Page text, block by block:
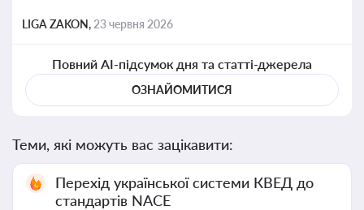
LIGA ZAKON, 23 червня 2026
Повний AI-підсумок дня та статті-джерела
ОЗНАЙОМИТИСЯ
Теми, які можуть вас зацікавити:
Перехід української системи КВЕД до
стандартів NACE